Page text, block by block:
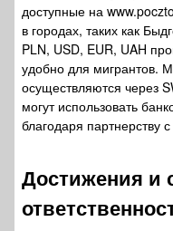
доступные на
в городах, таких как
PLN, USD, EUR, UAH
удобно для мигрантов.
осуществляются через
могут использовать
благодаря партнерству
Достижения и